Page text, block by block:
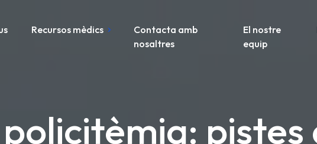
Recursos mèdics
Contacta amb
nosaltres
El nostre
equip
pistes